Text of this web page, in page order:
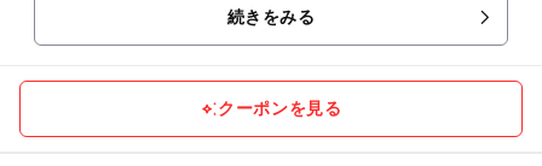
続きをみる
クーポンを見る